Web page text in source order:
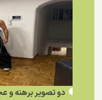
دو تصویر برهنه و